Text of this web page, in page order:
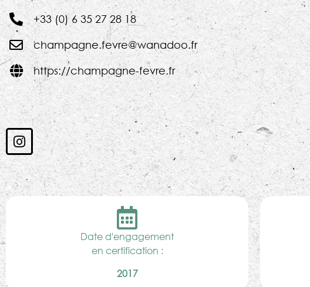
+33 (0) 6 35 27 28 18
champagne.fevre@wanadoo.fr
https://champagne-fevre.fr
Date d'engagement
en certification :
2017